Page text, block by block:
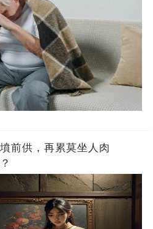
前供，再累莫坐人肉